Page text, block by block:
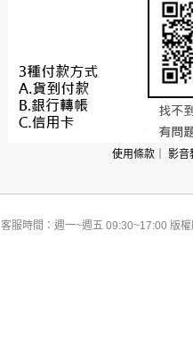
使用條款 影音
客服時間：週一~週五 09:30~17:00 版